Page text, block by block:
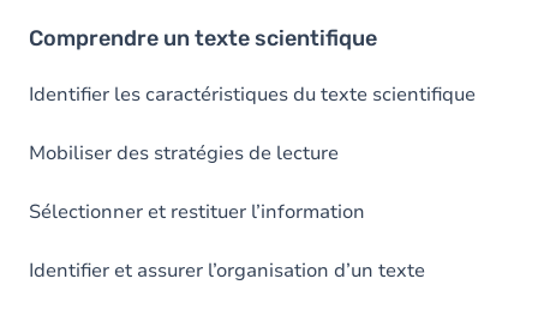
here
Comprendre un texte scientifique
Identifier les caractéristiques du texte scientifique
Mobiliser des stratégies de lecture
Sélectionner et restituer l’information
Identifier et assurer l’organisation d’un texte